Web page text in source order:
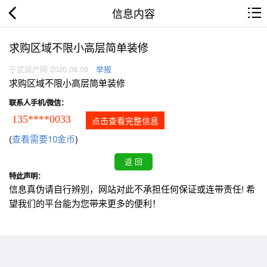
信息内容
求购区域不限小高层简单装修
宁武房产网 2026.08.09 举报
求购区域不限小高层简单装修
联系人手机/微信：
135****0033 点击查看完整信息
(查看需要10金币)
特此声明：
信息真伪请自行辨别，网站对此不承担任何保证或连带责任! 希
望我们的平台能为您带来更多的便利！